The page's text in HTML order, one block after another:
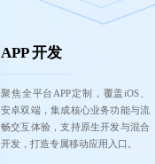
APP 开发
聚焦全平台APP定制，覆盖iOS、
安卓双端，集成核心业务功能与流
畅交互体验，支持原生开发与混合
开发，打造专属移动应用入口。